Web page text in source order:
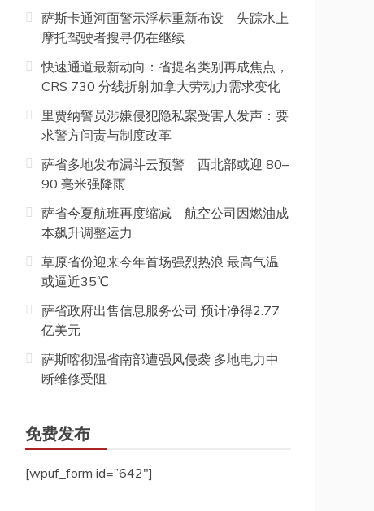
萨斯卡通河面警示浮标重新布设 失踪水上
摩托驾驶者搜寻仍在继续
快速通道最新动向：省提名类别再成焦点，
CRS 730 分线折射加拿大劳动力需求变化
里贾纳警员涉嫌侵犯隐私案受害人发声：要
求警方问责与制度改革
萨省多地发布漏斗云预警 西北部或迎 80–
90 毫米强降雨
萨省今夏航班再度缩减 航空公司因燃油成
本飙升调整运力
草原省份迎来今年首场强烈热浪 最高气温
或逼近35℃
萨省政府出售信息服务公司 预计净得2.77
亿美元
萨斯喀彻温省南部遭强风侵袭 多地电力中
断维修受阻
免费发布
[wpuf_form id=”642″]